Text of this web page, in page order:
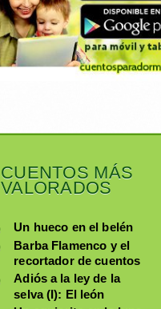
CUENTOS MÁS
VALORADOS
Un hueco en el belén
Barba Flamenco y el
recortador de cuentos
Adiós a la ley de la
selva (I): El león